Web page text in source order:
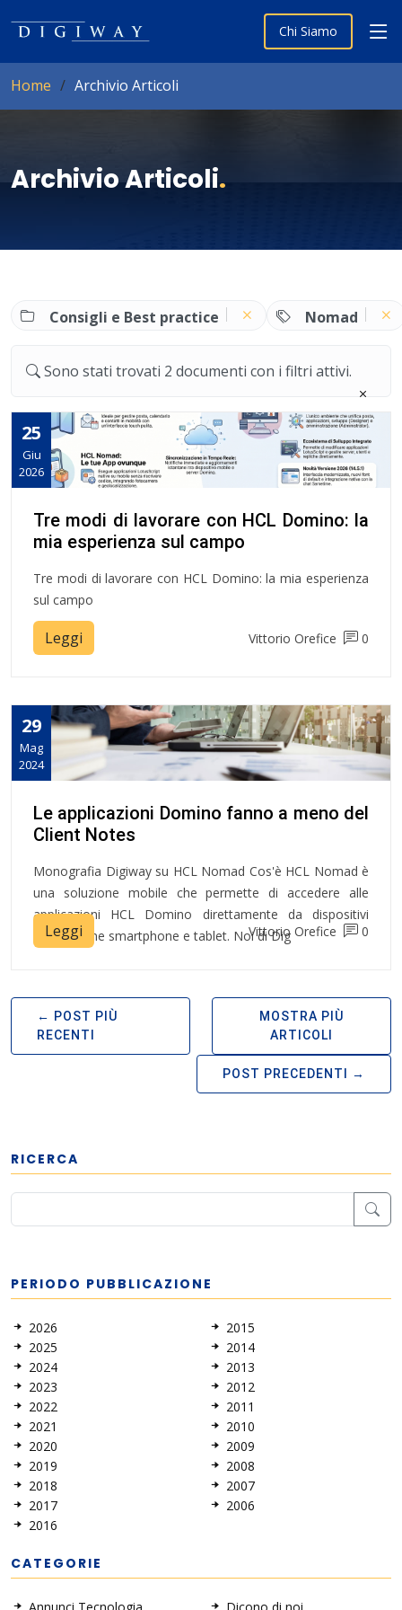
Chi Siamo
Home Archivio Articoli
Archivio Articoli.
Consigli e Best practice Nomad
Sono stati trovati 2 documenti con i filtri attivi.
25
Giu
2026
Tre modi di lavorare con HCL Domino: la
mia esperienza sul campo
Tre modi di lavorare con HCL Domino: la mia esperienza
sul campo
Leggi Vittorio Orefice 0
29
Mag
2024
Le applicazioni Domino fanno a meno del
Client Notes
Monografia Digiway su HCL Nomad Cos'è HCL Nomad è
una soluzione mobile che permette di accedere alle
applicazioni HCL Domino direttamente da dispositivi
mobili come smartphone e tablet. Noi di Dig
Leggi Vittorio Orefice 0
POST PIÙ
RECENTI
MOSTRA PIÙ
ARTICOLI
POST PRECEDENTI
RICERCA
PERIODO PUBBLICAZIONE
2026
2025
2024
2023
2022
2021
2020
2019
2018
2017
2016
2015
2014
2013
2012
2011
2010
2009
2008
2007
2006
CATEGORIE
Annunci Tecnologia Dicono di noi